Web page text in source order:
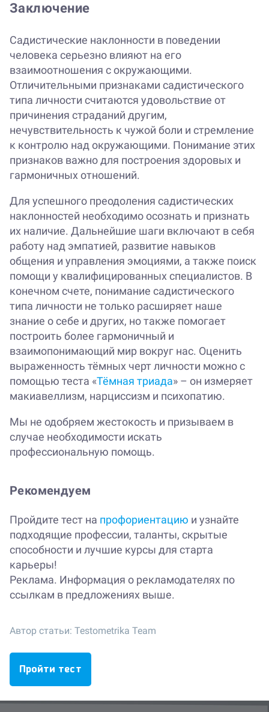
Заключение
Садистические наклонности в поведении
человека серьезно влияют на его
взаимоотношения с окружающими.
Отличительными признаками садистического
типа личности считаются удовольствие от
причинения страданий другим,
нечувствительность к чужой боли и стремление
к контролю над окружающими. Понимание этих
признаков важно для построения здоровых и
гармоничных отношений.
Для успешного преодоления садистических
наклонностей необходимо осознать и признать
их наличие. Дальнейшие шаги включают в себя
работу над эмпатией, развитие навыков
общения и управления эмоциями, а также поиск
помощи у квалифицированных специалистов. В
конечном счете, понимание садистического
типа личности не только расширяет наше
знание о себе и других, но также помогает
построить более гармоничный и
взаимопонимающий мир вокруг нас. Оценить
выраженность тёмных черт личности можно с
помощью теста «Тёмная триада» – он измеряет
макиавеллизм, нарциссизм и психопатию.
Мы не одобряем жестокость и призываем в
случае необходимости искать
профессиональную помощь.
Рекомендуем
Пройдите тест на профориентацию и узнайте
подходящие профессии, таланты, скрытые
способности и лучшие курсы для старта
карьеры!
Реклама. Информация о рекламодателях по
ссылкам в предложениях выше.
Автор статьи: Testometrika Team
Пройти тест